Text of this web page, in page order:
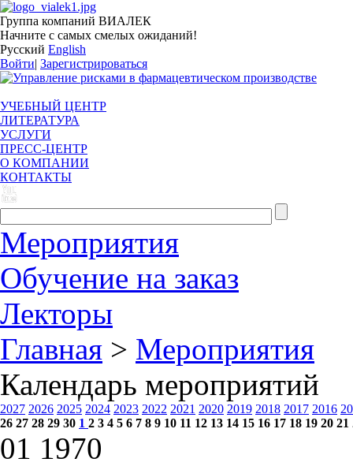
Группа компаний ВИАЛЕК
Начните с самых смелых ожиданий!
Русский English
Войти| Зарегистрироваться
УЧЕБНЫЙ ЦЕНТР
ЛИТЕРАТУРА
УСЛУГИ
ПРЕСС-ЦЕНТР
О КОМПАНИИ
КОНТАКТЫ
Мероприятия
Обучение на заказ
Лекторы
Главная > Мероприятия
Календарь мероприятий
2027 2026 2025 2024 2023 2022 2021 2020 2019 2018 2017 2016
26 27 28 29 30 1 2 3 4 5 6 7 8 9 10 11 12 13 14 15 16 17 18 19 20 21
01 1970